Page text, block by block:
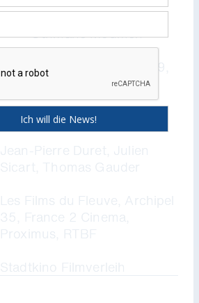
Bluck, Claire Bodson,
Othmane Moumen
Weltpremiere: Cannes 2019,
Marie-Hélène Dozo
Jean-Pierre Duret, Julien
Sicart, Thomas Gauder
Les Films du Fleuve, Archipel
35, France 2 Cinema,
Proximus, RTBF